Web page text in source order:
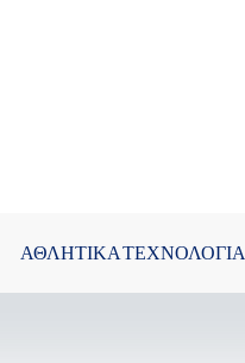
ΑΘΛΗΤΙΚΑΤΕΧΝΟΛΟΓΙΑ